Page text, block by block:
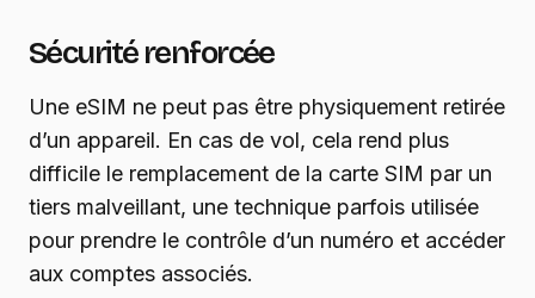
Sécurité renforcée
Une eSIM ne peut pas être physiquement retirée
d’un appareil. En cas de vol, cela rend plus
difficile le remplacement de la carte SIM par un
tiers malveillant, une technique parfois utilisée
pour prendre le contrôle d’un numéro et accéder
aux comptes associés.